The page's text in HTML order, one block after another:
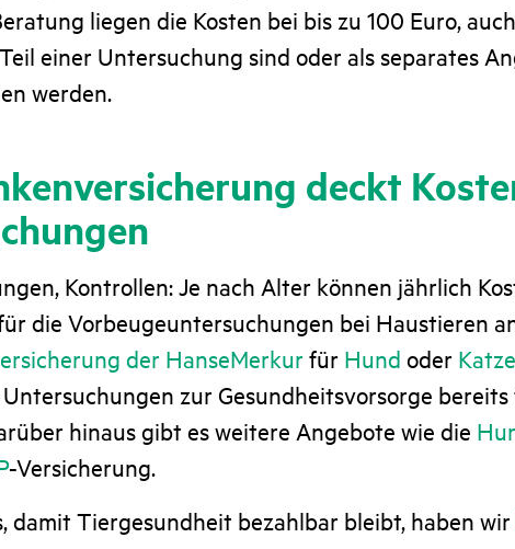
liegen die Kosten bei bis zu 100 Euro,
einer Untersuchung sind oder als separates
werden.
deckt
Kontrollen: Je nach Alter können jährlich
die Vorbeugeuntersuchungen bei Haustieren
der HanseMerkur für Hund oder Katze
zur Gesundheitsvorsorge
hinaus gibt es weitere Angebote wie die
-Versicherung.
damit Tiergesundheit bezahlbar bleibt, haben wir